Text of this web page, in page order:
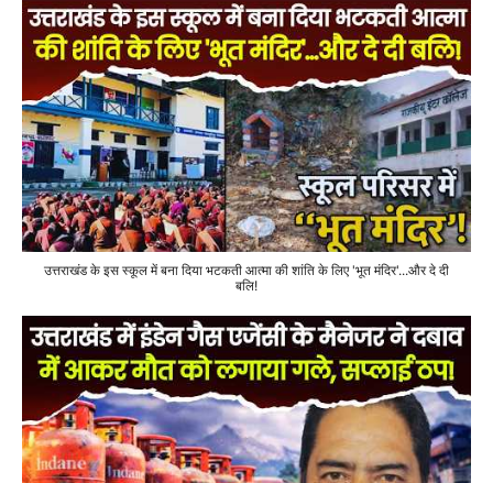
उत्तराखंड के इस स्कूल में बना दिया भटकती आत्मा की शांति के लिए 'भूत मंदिर'...और दे दी
बलि!